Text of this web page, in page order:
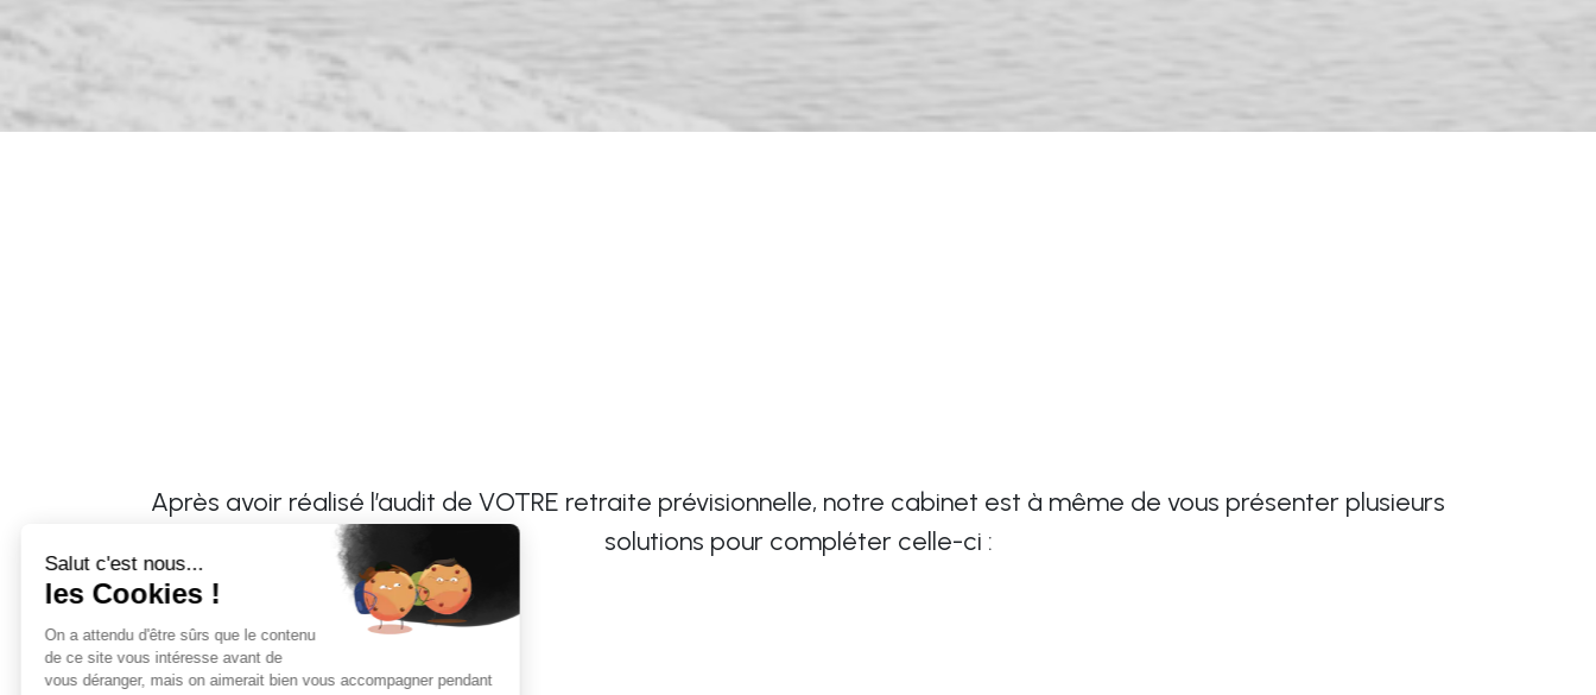
Après avoir réalisé l’audit de VOTRE retraite prévisionnelle, notre cabinet est à même de vous présenter plusieurs
solutions pour compléter celle-ci :